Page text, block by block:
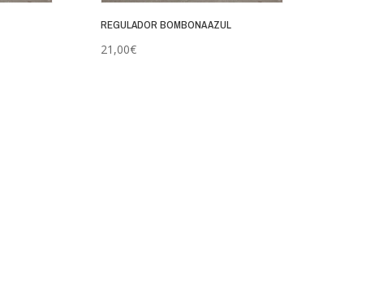
REGULADOR BOMBONA AZUL
21,00€